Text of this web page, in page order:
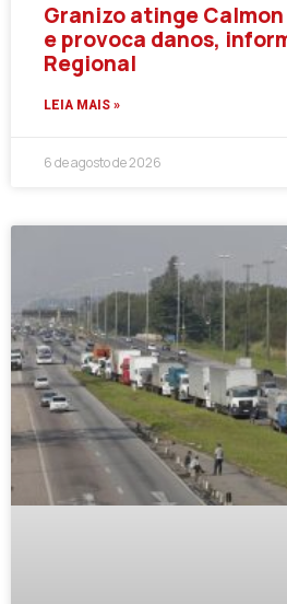
Granizo atinge
e provoca danos,
Regional
LEIA MAIS »
6 de agosto de 2026